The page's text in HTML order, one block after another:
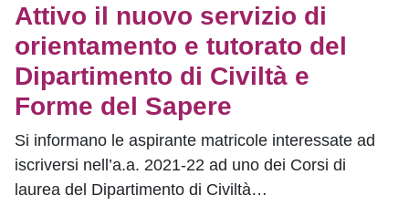
Attivo il nuovo servizio di
orientamento e tutorato del
Dipartimento di Civiltà e
Forme del Sapere
Si informano le aspirante matricole interessate ad
iscriversi nell’a.a. 2021-22 ad uno dei Corsi di
laurea del Dipartimento di Civiltà…